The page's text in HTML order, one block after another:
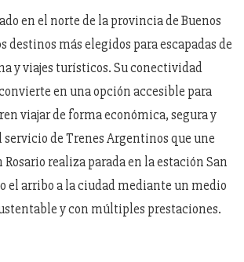
en el norte de la provincia de Buenos
destinos más elegidos para escapadas de
y viajes turísticos. Su conectividad
en una opción accesible para
viajar de forma económica, segura y
de Trenes Argentinos que une
Rosario realiza parada en la estación San
el arribo a la ciudad mediante un medio
y con múltiples prestaciones.